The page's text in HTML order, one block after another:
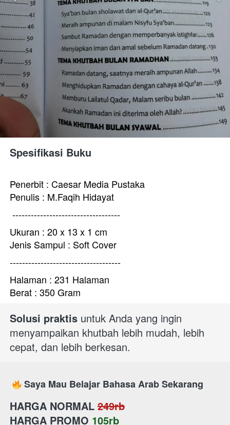
Spesifikasi Buku
Penerbit : Caesar Media Pustaka
Penulis : M.Faqih Hidayat
-----------------------------------
Ukuran : 20 x 13 x 1 cm
Jenis Sampul : Soft Cover
------------------------------------
Halaman : 231 Halaman
Berat : 350 Gram
Solusi praktis untuk Anda yang ingin
menyampaikan khutbah lebih mudah, lebih
cepat, dan lebih berkesan.
Saya Mau Belajar Bahasa Arab Sekarang
HARGA NORMAL 249rb
HARGA PROMO 105rb